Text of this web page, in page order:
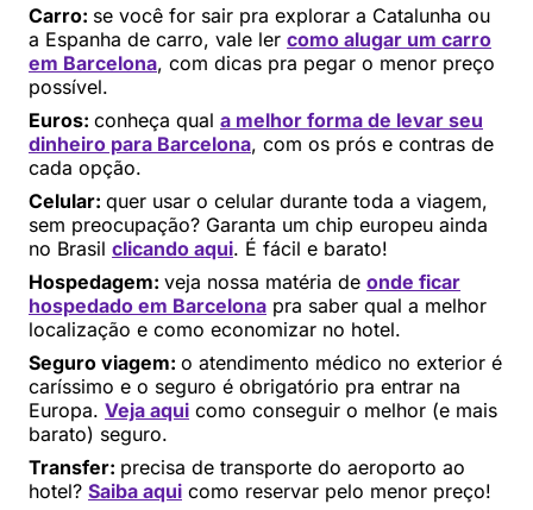
Carro: se você for sair pra explorar a Catalunha ou
a Espanha de carro, vale ler como alugar um carro
em Barcelona, com dicas pra pegar o menor preço
possível.
Euros: conheça qual a melhor forma de levar seu
dinheiro para Barcelona, com os prós e contras de
cada opção.
Celular: quer usar o celular durante toda a viagem,
sem preocupação? Garanta um chip europeu ainda
no Brasil clicando aqui. É fácil e barato!
Hospedagem: veja nossa matéria de onde ficar
hospedado em Barcelona pra saber qual a melhor
localização e como economizar no hotel.
Seguro viagem: o atendimento médico no exterior é
caríssimo e o seguro é obrigatório pra entrar na
Europa. Veja aqui como conseguir o melhor (e mais
barato) seguro.
Transfer: precisa de transporte do aeroporto ao
hotel? Saiba aqui como reservar pelo menor preço!